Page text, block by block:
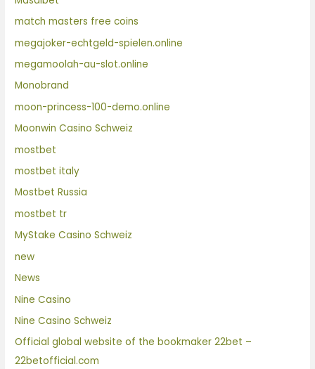
match masters free coins
megajoker-echtgeld-spielen.online
megamoolah-au-slot.online
Monobrand
moon-princess-100-demo.online
Moonwin Casino Schweiz
mostbet
mostbet italy
Mostbet Russia
mostbet tr
MyStake Casino Schweiz
new
News
Nine Casino
Nine Casino Schweiz
Official global website of the bookmaker 22bet –
22betofficial.com